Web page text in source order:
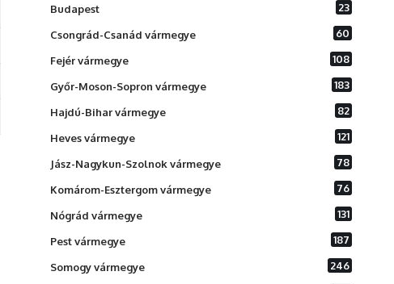
Budapest 23
Csongrád-Csanád vármegye 60
Fejér vármegye 108
Győr-Moson-Sopron vármegye 183
Hajdú-Bihar vármegye 82
Heves vármegye 121
Jász-Nagykun-Szolnok vármegye 78
Komárom-Esztergom vármegye 76
Nógrád vármegye 131
Pest vármegye 187
Somogy vármegye 246